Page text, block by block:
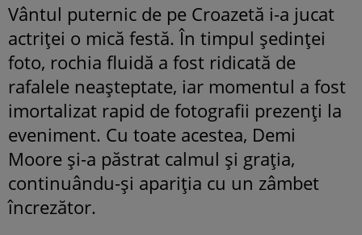
Vântul puternic de pe Croazetă i-a jucat
actriței o mică festă. În timpul ședinței
foto, rochia fluidă a fost ridicată de
rafalele neașteptate, iar momentul a fost
imortalizat rapid de fotografii prezenți la
eveniment. Cu toate acestea, Demi
Moore și-a păstrat calmul și grația,
continuându-și apariția cu un zâmbet
încrezător.